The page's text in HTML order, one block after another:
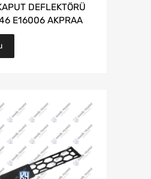
DEFLEKTÖRÜ
E16006 AKPRAA